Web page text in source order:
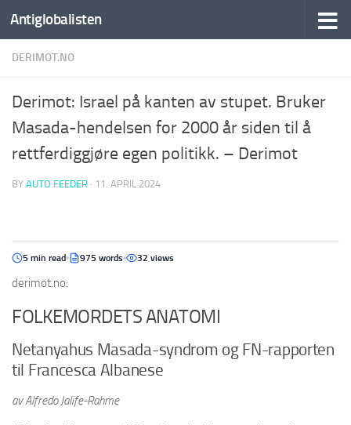
Antiglobalisten
DERIMOT.NO
Derimot: Israel på kanten av stupet. Bruker
Masada-hendelsen for 2000 år siden til å
rettferdiggjøre egen politikk. – Derimot
BY AUTO FEEDER · 11. APRIL 2024
5 min read 975 words 32 views
derimot.no:
FOLKEMORDETS ANATOMI
Netanyahus Masada-syndrom og FN-rapporten
til Francesca Albanese
av Alfredo Jalife-Rahme